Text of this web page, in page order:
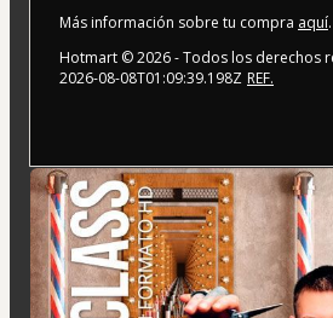
Más información sobre tu compra aquí.
Hotmart ©2026- Todos los derechos
2026-08-08T01:09:39.198Z REF.